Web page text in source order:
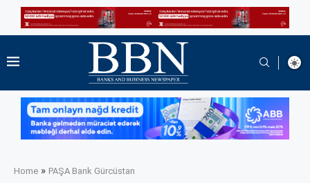
Home » PAŞA Bank Gürcüstan